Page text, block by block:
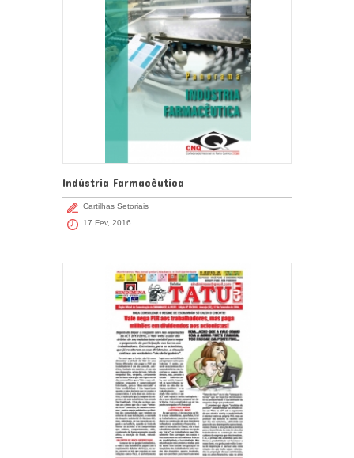
Indústria Farmacêutica
Cartilhas Setoriais
17 Fev, 2016